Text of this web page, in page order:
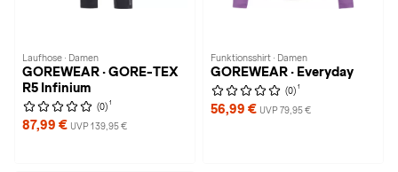
Laufhose · Damen
GOREWEAR · GORE-TEX
R5 Infinium
(0) 1
87,99 € UVP 139,95 €
Funktionsshirt · Damen
GOREWEAR · Everyday
(0) 1
56,99 € UVP 79,95 €